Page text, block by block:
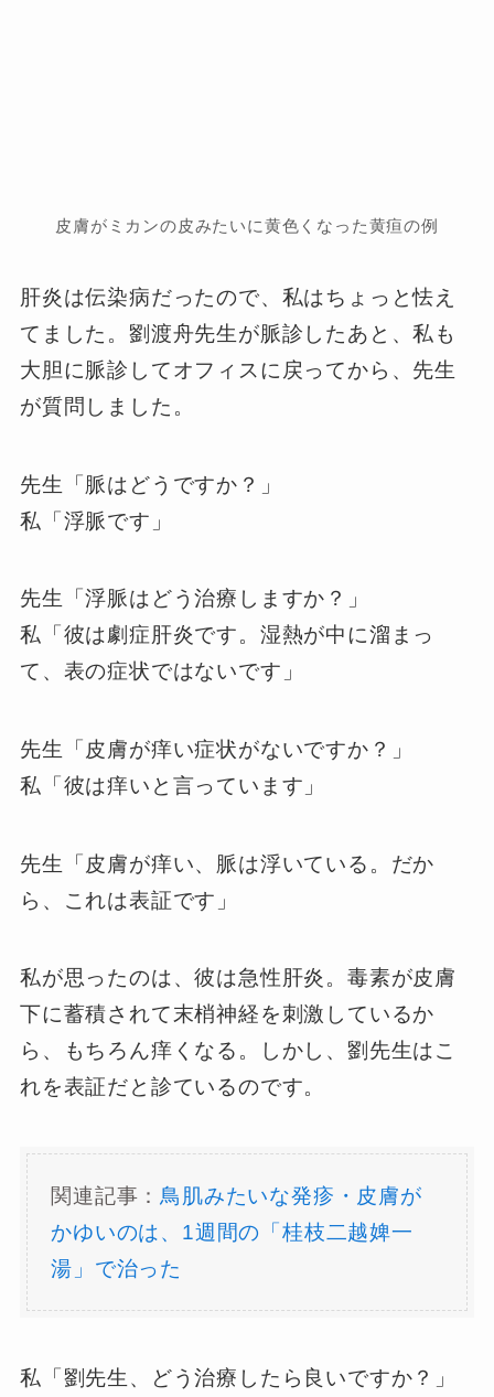
皮膚がミカンの皮みたいに黄色くなった黄疸の例
肝炎は伝染病だったので、私はちょっと怯え
てました。劉渡舟先生が脈診したあと、私も
大胆に脈診してオフィスに戻ってから、先生
が質問しました。
先生「脈はどうですか？」
私「浮脈です」
先生「浮脈はどう治療しますか？」
私「彼は劇症肝炎です。湿熱が中に溜まっ
て、表の症状ではないです」
先生「皮膚が痒い症状がないですか？」
私「彼は痒いと言っています」
先生「皮膚が痒い、脈は浮いている。だか
ら、これは表証です」
私が思ったのは、彼は急性肝炎。毒素が皮膚
下に蓄積されて末梢神経を刺激しているか
ら、もちろん痒くなる。しかし、劉先生はこ
れを表証だと診ているのです。
関連記事： 鳥肌みたいな発疹・皮膚が
かゆいのは、1週間の「桂枝二越婢一
湯」で治った
私「劉先生、どう治療したら良いですか？」